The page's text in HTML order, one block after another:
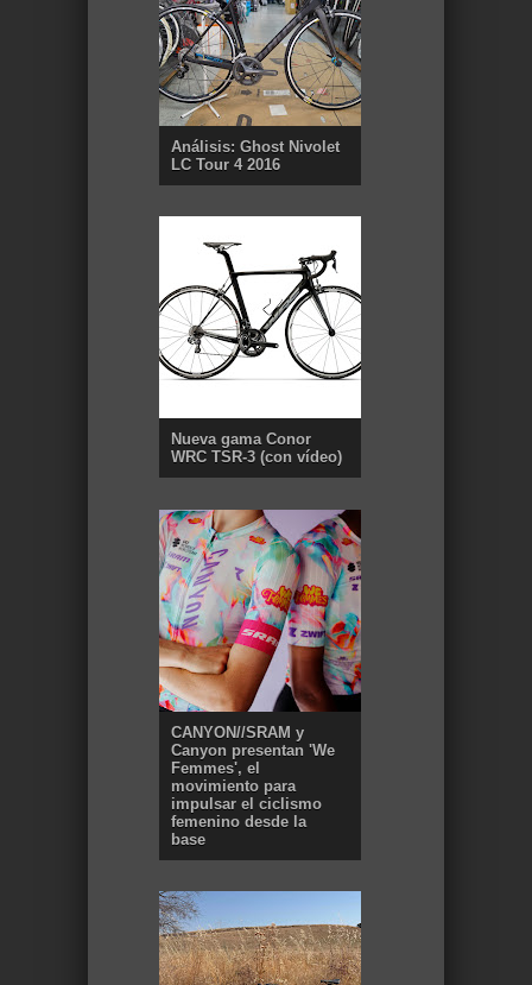
Análisis: Ghost Nivolet
LC Tour 4 2016
Nueva gama Conor
WRC TSR-3 (con vídeo)
CANYON//SRAM y
Canyon presentan 'We
Femmes', el
movimiento para
impulsar el ciclismo
femenino desde la
base